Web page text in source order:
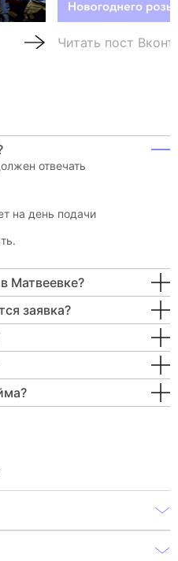
Читать пост
отвечать
на день подачи
Матвеевке?
заявка?